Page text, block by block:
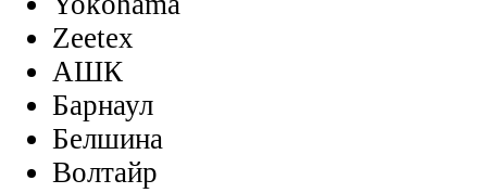
Zeetex
АШК
Барнаул
Белшина
Волтайр